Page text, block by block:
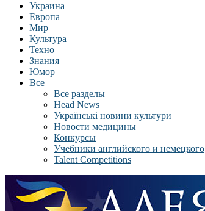
Украина
Европа
Мир
Культура
Техно
Знания
Юмор
Все
Все разделы
Head News
Українські новини культури
Новости медицины
Конкурсы
Учебники английского и немецкого
Talent Competitions